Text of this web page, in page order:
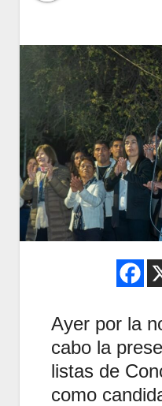
Ayer por la
cabo la
listas de
como